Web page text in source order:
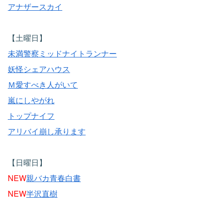
アナザースカイ
【土曜日】
未満警察ミッドナイトランナー
妖怪シェアハウス
Ｍ愛すべき人がいて
嵐にしやがれ
トップナイフ
アリバイ崩し承ります
【日曜日】
NEW親バカ青春白書
NEW半沢直樹